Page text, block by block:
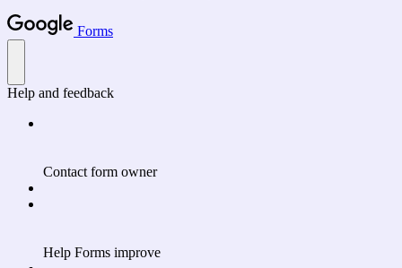
Forms
Help and feedback
Contact form owner
Help Forms improve